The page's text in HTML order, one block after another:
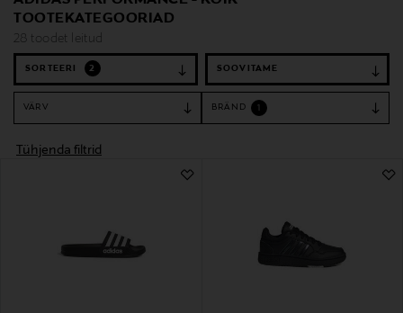
TOOTEKATEGOORIAD
28 toodet leitud
SORTEERI 2
VÄRV BRÄND
Tühjenda filtrid